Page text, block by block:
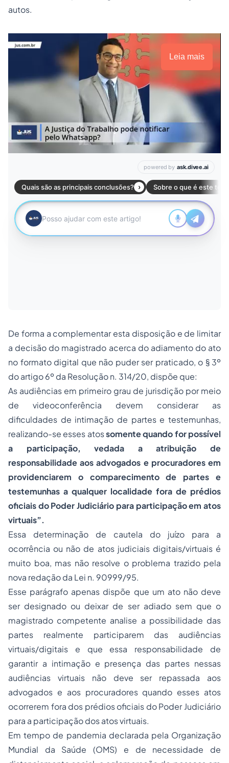
autos.
Leia mais
De forma a complementar esta disposição e de limitar
a decisão do magistrado acerca do adiamento do ato
no formato digital que não puder ser praticado, o § 3º
do artigo 6º da Resolução n. 314/20, dispõe que:
As audiências em primeiro grau de jurisdição por meio
de videoconferência devem considerar as
dificuldades de intimação de partes e testemunhas,
realizando-se esses atossomente quando for possível
a participação, vedada a atribuição de
responsabilidade aos advogados e procuradores em
providenciarem o comparecimento de partes e
testemunhas a qualquer localidade fora de prédios
oficiais do Poder Judiciário para participação em atos
virtuais”.
Essa determinação de cautela do juízo para a
ocorrência ou não de atos judiciais digitais/virtuais é
muito boa, mas não resolve o problema trazido pela
nova redação da Lei n. 90999/95.
Esse parágrafo apenas dispõe que um ato não deve
ser designado ou deixar de ser adiado sem que o
magistrado competente analise a possibilidade das
partes realmente participarem das audiências
virtuais/digitais e que essa responsabilidade de
garantir a intimação e presença das partes nessas
audiências virtuais não deve ser repassada aos
advogados e aos procuradores quando esses atos
ocorrerem fora dos prédios oficiais do Poder Judiciário
para a participação dos atos virtuais.
Em tempo de pandemia declarada pela Organização
Mundial da Saúde (OMS) e de necessidade de